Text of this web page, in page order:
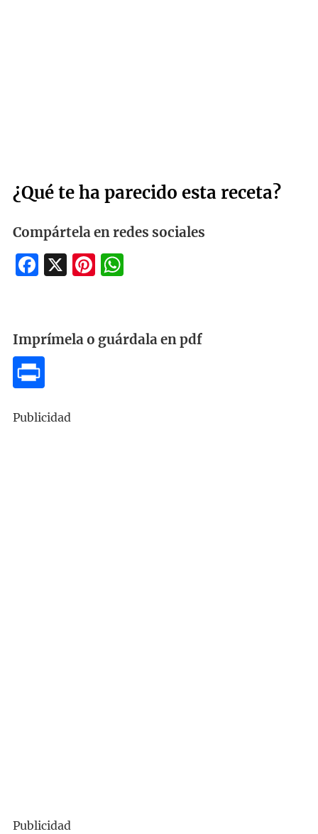
¿Qué te ha parecido esta receta?
Compártela en redes sociales
Facebook
X Pinterest
WhatsApp
Imprímela o guárdala en pdf
Publicidad
Publicidad